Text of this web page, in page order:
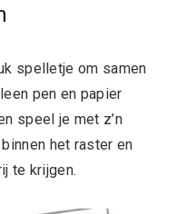
spelletje om samen
pen en papier
speel je met z’n
het raster en
te krijgen.